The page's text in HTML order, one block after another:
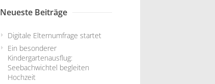
Neueste Beiträge
Digitale Elternumfrage startet
Ein besonderer
Kindergartenausflug:
Seebachwichtel begleiten
Hochzeit